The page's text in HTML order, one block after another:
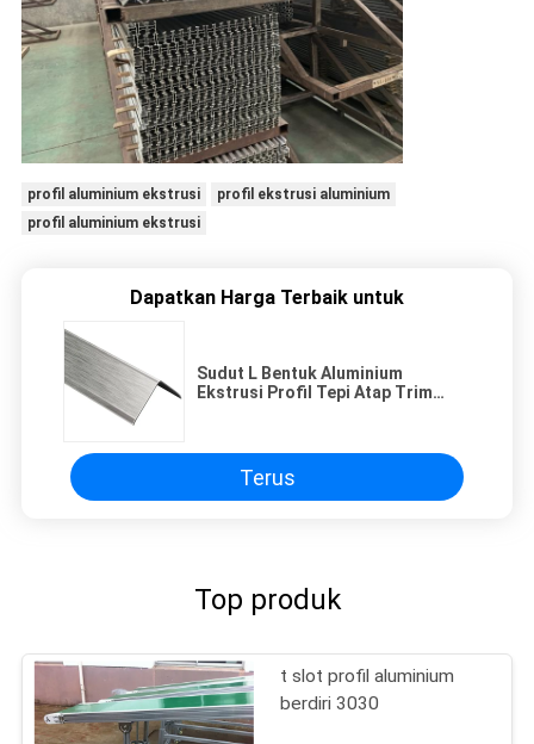
profil aluminium ekstrusi
profil ekstrusi aluminium
profil aluminium ekstrusi
Dapatkan Harga Terbaik untuk
Sudut L Bentuk Aluminium
Ekstrusi Profil Tepi Atap Trim
Terus
Top produk
t slot profil aluminium
berdiri 3030